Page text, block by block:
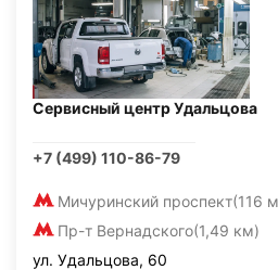
Сервисный центр Удальцова
+7 (499) 110-86-79
Мичуринский проспект(116
Пр-т Вернадского(1,49 км)
ул. Удальцова, 60